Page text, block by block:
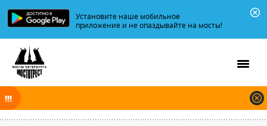
Установите наше мобильное
приложение и не опаздывайте на мосты!
разводятся по графику.